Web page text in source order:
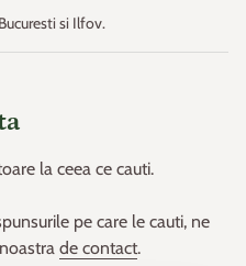
plantelor de a
aceste temperaturi
si Ilfov.
la ceea ce cauti.
pe care le cauti, ne
de contact.